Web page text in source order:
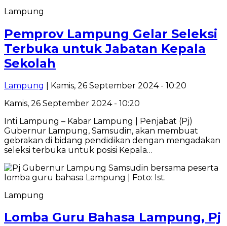
Lampung
Pemprov Lampung Gelar Seleksi
Terbuka untuk Jabatan Kepala
Sekolah
Lampung
| Kamis, 26 September 2024 - 10:20
Kamis, 26 September 2024 - 10:20
Inti Lampung – Kabar Lampung | Penjabat (Pj)
Gubernur Lampung, Samsudin, akan membuat
gebrakan di bidang pendidikan dengan mengadakan
seleksi terbuka untuk posisi Kepala…
Lampung
Lomba Guru Bahasa Lampung, Pj